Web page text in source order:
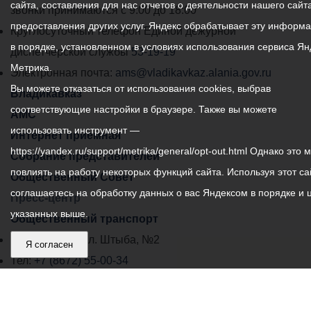
администрации
местного
самоуправления
города
Владикавказ:
звонки принимаются с 9:00 до 18:00
Круглосуточный телефон Единой дежурной
диспетчерской службы53-19-19
Электронная почта: ams@vladikavkaz.alania.gov.ru
Владикавказ
АМС
Интернет приемная
Собрание представителей
Общественный Совет
Пресс-центр
Общественный транспорт
Владикавказ, пл. Штыба, №2
Тел:+7 (8672) 55-00-34
сайта, составления для нас отчетов о деятельности нашего
предоставления других услуг. Яндекс обрабатывает эту
в порядке, установленном в условиях использования сервиса
Метрика.
Вы можете отказаться от использования cookies, выбрав
соответствующие настройки в браузере. Также вы можете
использовать инструмент —
https://yandex.ru/support/metrika/general/opt-out.html Однако это
повлиять на работу некоторых функций сайта. Используя этот
соглашаетесь на обработку данных о вас Яндексом в порядке и
указанных выше.
Я согласен